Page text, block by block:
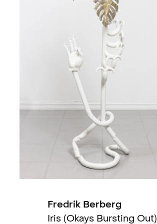
Fredrik Berberg
Iris (Okays Bursting Out)